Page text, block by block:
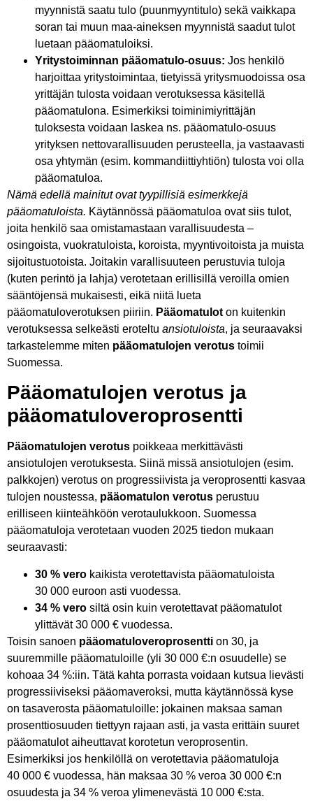
myynnistä saatu tulo (puunmyyntitulo) sekä vaikkapa
soran tai muun maa-aineksen myynnistä saadut tulot
luetaan pääomatuloiksi.
Yritystoiminnan pääomatulo-osuus: Jos henkilö
harjoittaa yritystoimintaa, tietyissä yritysmuodoissa osa
yrittäjän tulosta voidaan verotuksessa käsitellä
pääomatulona. Esimerkiksi toiminimiyrittäjän
tuloksesta voidaan laskea ns. pääomatulo-osuus
yrityksen nettovarallisuuden perusteella, ja vastaavasti
osa yhtymän (esim. kommandiittiyhtiön) tulosta voi olla
pääomatuloa.
Nämä edellä mainitut ovat tyypillisiä esimerkkejä
pääomatuloista. Käytännössä pääomatuloa ovat siis tulot,
joita henkilö saa omistamastaan varallisuudesta –
osingoista, vuokratuloista, koroista, myyntivoitoista ja muista
sijoitustuotoista. Joitakin varallisuuteen perustuvia tuloja
(kuten perintö ja lahja) verotetaan erillisillä veroilla omien
sääntöjensä mukaisesti, eikä niitä lueta
pääomatuloverotuksen piiriin. Pääomatulot on kuitenkin
verotuksessa selkeästi eroteltu ansiotuloista, ja seuraavaksi
tarkastelemme miten pääomatulojen verotus toimii
Suomessa.
Pääomatulojen verotus ja
pääomatuloveroprosentti
Pääomatulojen verotus poikkeaa merkittävästi
ansiotulojen verotuksesta. Siinä missä ansiotulojen (esim.
palkkojen) verotus on progressiivista ja veroprosentti kasvaa
tulojen noustessa, pääomatulon verotus perustuu
erilliseen kiinteähköön verotaulukkoon. Suomessa
pääomatuloja verotetaan vuoden 2025 tiedon mukaan
seuraavasti:
30 % vero kaikista verotettavista pääomatuloista
30 000 euroon asti vuodessa.
34 % vero siltä osin kuin verotettavat pääomatulot
ylittävät 30 000 € vuodessa.
Toisin sanoen pääomatuloveroprosentti on 30, ja
suuremmille pääomatuloille (yli 30 000 €:n osuudelle) se
kohoaa 34 %:iin. Tätä kahta porrasta voidaan kutsua lievästi
progressiiviseksi pääomaveroksi, mutta käytännössä kyse
on tasaverosta pääomatuloille: jokainen maksaa saman
prosenttiosuuden tiettyyn rajaan asti, ja vasta erittäin suuret
pääomatulot aiheuttavat korotetun veroprosentin.
Esimerkiksi jos henkilöllä on verotettavia pääomatuloja
40 000 € vuodessa, hän maksaa 30 % veroa 30 000 €:n
osuudesta ja 34 % veroa ylimenevästä 10 000 €:sta.